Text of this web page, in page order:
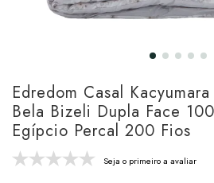
em Marcas
em Tapetes
de Colchão & Travesseiro
Sobre-Lençol Avulso
& Manta para Cama
Cama
Prato & Copa
em Mesa & Cozinha
em Banho
Edredom Casal
Bela Bizeli Dupla Face
Egípcio Percal 200 Fios
Seja o primeiro a avaliar